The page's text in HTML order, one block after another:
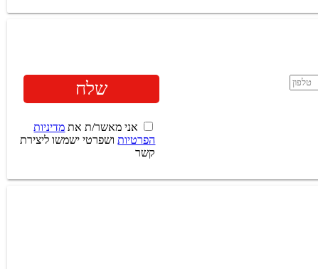
אני מאשר/ת את מדיניות
הפרטיותושפרטי ישמשו ליצירת
קשר